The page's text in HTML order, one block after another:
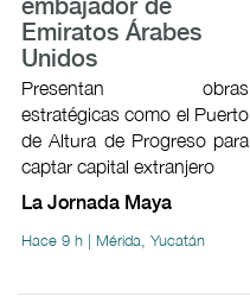
embajador de
Emiratos Árabes
Unidos
Presentan obras
estratégicas como el Puerto
de Altura de Progreso para
captar capital extranjero
La Jornada Maya
Hace 9 h | Mérida, Yucatán